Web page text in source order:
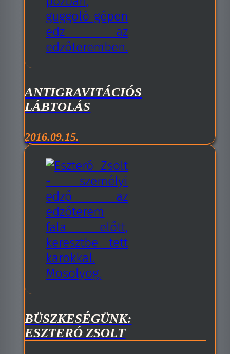
ANTIGRAVITÁCIÓS
LÁBTOLÁS
2016.09.15.
BÜSZKESÉGÜNK:
ESZTERÓ ZSOLT